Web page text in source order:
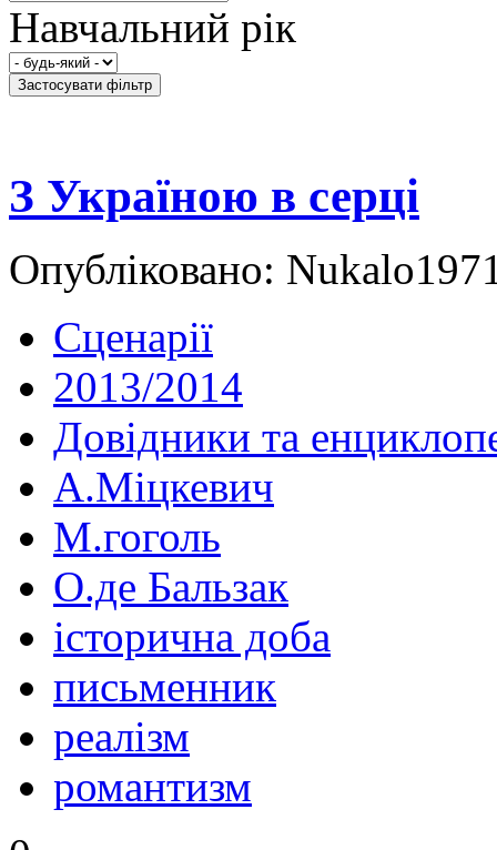
Навчальний рік
З Україною в серці
Опубліковано:
Сценарії
2013/2014
Довідники та
А.Міцкевич
М.гоголь
О.де Бальзак
історична доба
письменник
реалізм
романтизм